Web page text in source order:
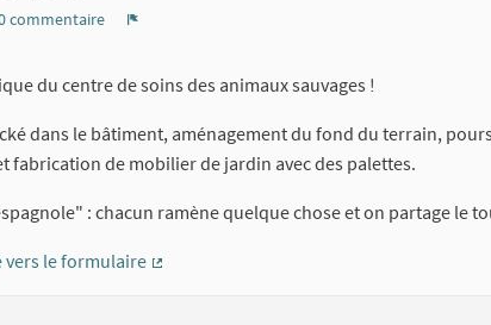
commentaire
du centre de soins des animaux sauvages !
dans le bâtiment, aménagement du fond du terrain,
fabrication de mobilier de jardin avec des palettes.
: chacun ramène quelque chose et on partage le
le formulaire